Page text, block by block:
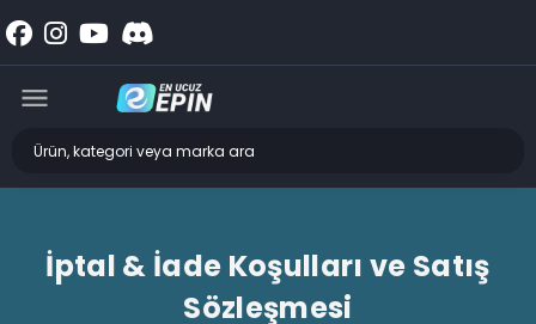
İptal & İade Koşulları ve Satış
Sözleşmesi